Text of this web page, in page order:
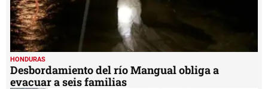
HONDURAS
Desbordamiento del río Mangual obliga a
evacuar a seis familias